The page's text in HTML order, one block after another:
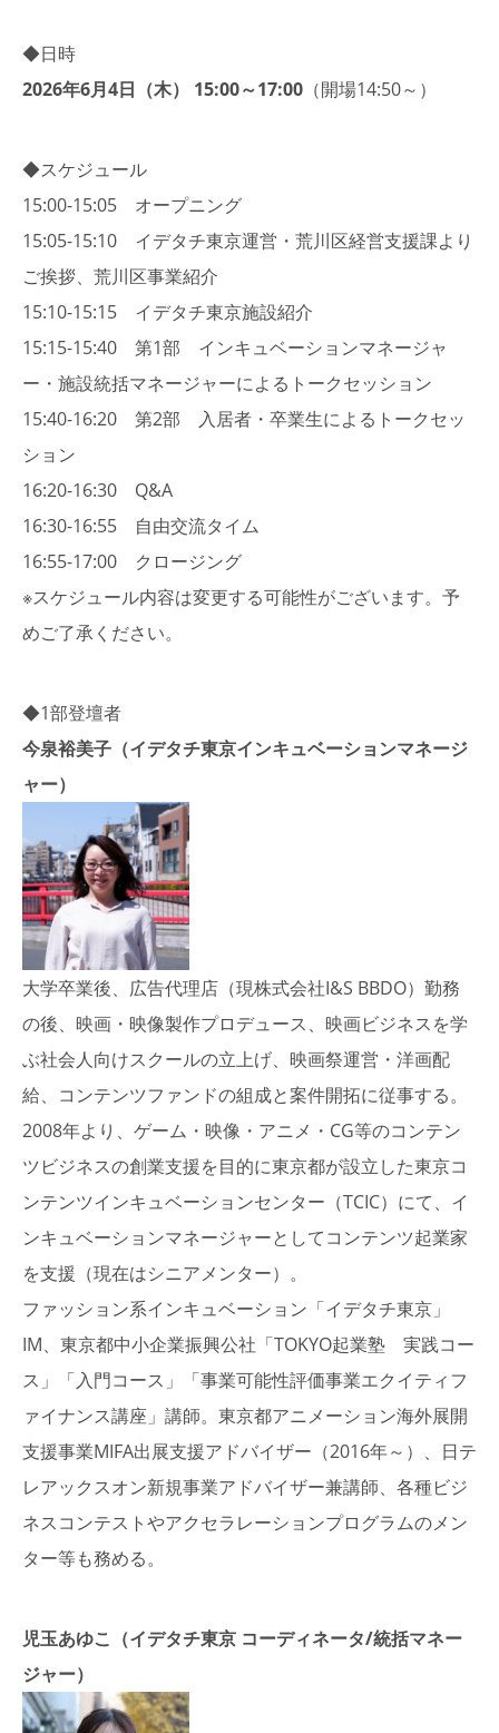
◆日時
2026年6月4日（木） 15:00～17:00 （開場14:50～）
◆スケジュール
15:00-15:05 オープニング
15:05-15:10 イデタチ東京運営・荒川区経営支援課より
ご挨拶、荒川区事業紹介
15:10-15:15 イデタチ東京施設紹介
15:15-15:40 第1部 インキュベーションマネージャ
ー・施設統括マネージャーによるトークセッション
15:40-16:20 第2部 入居者・卒業生によるトークセッ
ション
16:20-16:30 Q&A
16:30-16:55 自由交流タイム
16:55-17:00 クロージング
※スケジュール内容は変更する可能性がございます。予
めご了承ください。
◆1部登壇者
今泉裕美子（イデタチ東京インキュベーションマネージ
ャー）
大学卒業後、広告代理店（現株式会社I&S BBDO）勤務
の後、映画・映像製作プロデュース、映画ビジネスを学
ぶ社会人向けスクールの立上げ、映画祭運営・洋画配
給、コンテンツファンドの組成と案件開拓に従事する。
2008年より、ゲーム・映像・アニメ・CG等のコンテン
ツビジネスの創業支援を目的に東京都が設立した東京コ
ンテンツインキュベーションセンター（TCIC）にて、イ
ンキュベーションマネージャーとしてコンテンツ起業家
を支援（現在はシニアメンター）。
ファッション系インキュベーション「イデタチ東京」
IM、東京都中小企業振興公社「TOKYO起業塾 実践コー
ス」「入門コース」「事業可能性評価事業エクイティフ
ァイナンス講座」講師。東京都アニメーション海外展開
支援事業MIFA出展支援アドバイザー（2016年～）、日テ
レアックスオン新規事業アドバイザー兼講師、各種ビジ
ネスコンテストやアクセラレーションプログラムのメン
ター等も務める。
児玉あゆこ（イデタチ東京 コーディネータ/統括マネー
ジャー）